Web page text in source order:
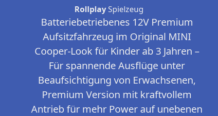
RollplaySpielzeug
Batteriebetriebenes 12V Premium
Aufsitzfahrzeug im Original MINI
Cooper-Look für Kinder ab 3 Jahren –
Für spannende Ausflüge unter
Beaufsichtigung von Erwachsenen,
Premium Version mit kraftvollem
Antrieb für mehr Power auf unebenen